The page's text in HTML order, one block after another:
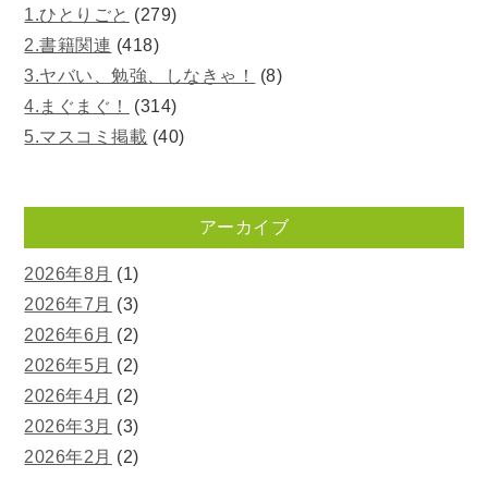
1.ひとりごと (279)
2.書籍関連 (418)
3.ヤバい、勉強、しなきゃ！
(8)
4.まぐまぐ！
(314)
5.マスコミ掲載 (40)
アーカイブ
2026年8月 (1)
2026年7月 (3)
2026年6月 (2)
2026年5月 (2)
2026年4月 (2)
2026年3月 (3)
2026年2月 (2)